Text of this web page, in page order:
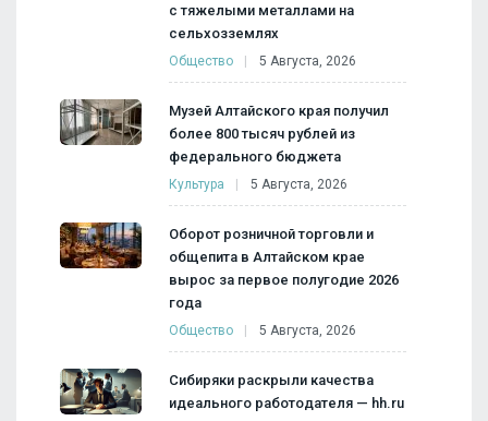
с тяжелыми металлами на
сельхозземлях
Общество 5 Августа, 2026
Музей Алтайского края получил
более 800 тысяч рублей из
федерального бюджета
Культура 5 Августа, 2026
Оборот розничной торговли и
общепита в Алтайском крае
вырос за первое полугодие 2026
года
Общество 5 Августа, 2026
Сибиряки раскрыли качества
идеального работодателя — hh.ru